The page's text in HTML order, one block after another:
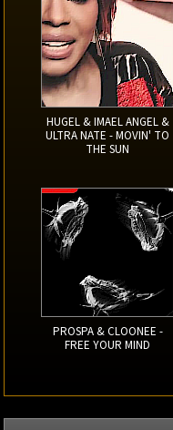
HUGEL & IMAEL ANGEL &
ULTRA NATE - MOVIN' TO
THE SUN
PROSPA & CLOONEE -
FREE YOUR MIND